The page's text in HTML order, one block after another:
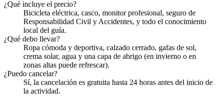
¿Qué incluye el precio?
Bicicleta eléctrica, casco, monitor profesional, seguro de
Responsabilidad Civil y Accidentes, y todo el conocimiento
local del guía.
¿Qué debo llevar?
Ropa cómoda y deportiva, calzado cerrado, gafas de sol,
crema solar, agua y una capa de abrigo (en invierno o en
zonas altas puede refrescar).
¿Puedo cancelar?
Sí, la cancelación es gratuita hasta 24 horas antes del inicio de
la actividad.